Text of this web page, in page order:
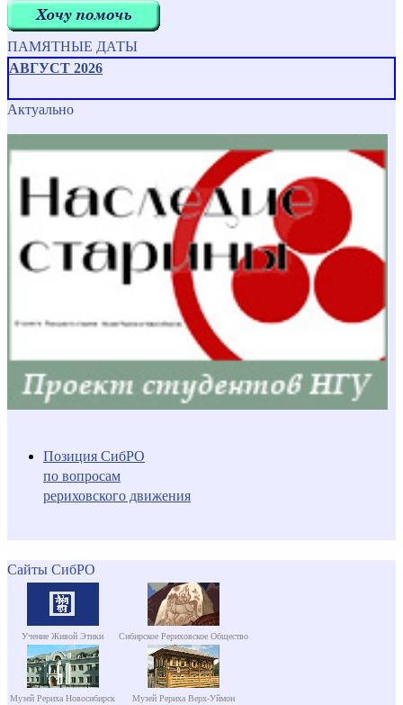
ПАМЯТНЫЕ ДАТЫ
АВГУСТ 2026
Актуально
Позиция СибРО
по вопросам
рериховского движения
Сайты СибРО
Учение Живой Этики Сибирское Рериховское Общество
Музей Рериха Новосибирск Музей Рериха Верх-Уймон